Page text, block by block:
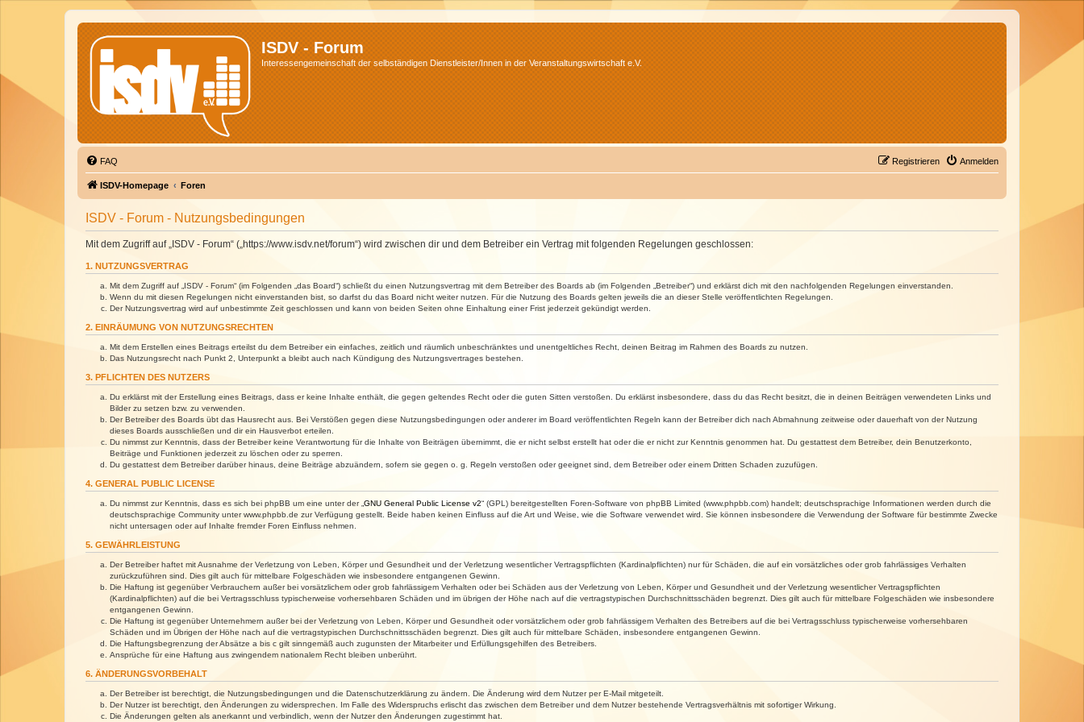
ISDV - Forum
Interessengemeinschaft der selbständigen Dienstleister/Innen in der Veranstaltungswirtschaft e.V.
FAQ Anmelden
Registrieren
ISDV-Homepage Foren
ISDV - Forum - Nutzungsbedingungen
Mit dem Zugriff auf „ISDV - Forum“ („https://www.isdv.net/forum“) wird zwischen dir und dem Betreiber ein Vertrag mit folgenden Regelungen geschlossen:
1. NUTZUNGSVERTRAG
Mit dem Zugriff auf „ISDV - Forum“ (im Folgenden „das Board“) schließt du einen Nutzungsvertrag mit dem Betreiber des Boards ab (im Folgenden „Betreiber“) und erklärst dich mit den nachfolgenden Regelungen einverstanden.
Wenn du mit diesen Regelungen nicht einverstanden bist, so darfst du das Board nicht weiter nutzen. Für die Nutzung des Boards gelten jeweils die an dieser Stelle veröffentlichten Regelungen.
Der Nutzungsvertrag wird auf unbestimmte Zeit geschlossen und kann von beiden Seiten ohne Einhaltung einer Frist jederzeit gekündigt werden.
2. EINRÄUMUNG VON NUTZUNGSRECHTEN
Mit dem Erstellen eines Beitrags erteilst du dem Betreiber ein einfaches, zeitlich und räumlich unbeschränktes und unentgeltliches Recht, deinen Beitrag im Rahmen des Boards zu nutzen.
Das Nutzungsrecht nach Punkt 2, Unterpunkt a bleibt auch nach Kündigung des Nutzungsvertrages bestehen.
3. PFLICHTEN DES NUTZERS
Du erklärst mit der Erstellung eines Beitrags, dass er keine Inhalte enthält, die gegen geltendes Recht oder die guten Sitten verstoßen. Du erklärst insbesondere, dass du das Recht besitzt, die in deinen Beiträgen verwendeten Links und
Bilder zu setzen bzw. zu verwenden.
Der Betreiber des Boards übt das Hausrecht aus. Bei Verstößen gegen diese Nutzungsbedingungen oder anderer im Board veröffentlichten Regeln kann der Betreiber dich nach Abmahnung zeitweise oder dauerhaft von der Nutzung
dieses Boards ausschließen und dir ein Hausverbot erteilen.
Du nimmst zur Kenntnis, dass der Betreiber keine Verantwortung für die Inhalte von Beiträgen übernimmt, die er nicht selbst erstellt hat oder die er nicht zur Kenntnis genommen hat. Du gestattest dem Betreiber, dein Benutzerkonto,
Beiträge und Funktionen jederzeit zu löschen oder zu sperren.
Du gestattest dem Betreiber darüber hinaus, deine Beiträge abzuändern, sofern sie gegen o. g. Regeln verstoßen oder geeignet sind, dem Betreiber oder einem Dritten Schaden zuzufügen.
4. GENERAL PUBLIC LICENSE
Du nimmst zur Kenntnis, dass es sich bei phpBB um eine unter der „ GNU General Public License v2“ (GPL) bereitgestellten Foren-Software von phpBB Limited (www.phpbb.com) handelt; deutschsprachige Informationen werden durch die
deutschsprachige Community unter www.phpbb.de zur Verfügung gestellt. Beide haben keinen Einfluss auf die Art und Weise, wie die Software verwendet wird. Sie können insbesondere die Verwendung der Software für bestimmte Zwecke
nicht untersagen oder auf Inhalte fremder Foren Einfluss nehmen.
5. GEWÄHRLEISTUNG
Der Betreiber haftet mit Ausnahme der Verletzung von Leben, Körper und Gesundheit und der Verletzung wesentlicher Vertragspflichten (Kardinalpflichten) nur für Schäden, die auf ein vorsätzliches oder grob fahrlässiges Verhalten
zurückzuführen sind. Dies gilt auch für mittelbare Folgeschäden wie insbesondere entgangenen Gewinn.
Die Haftung ist gegenüber Verbrauchern außer bei vorsätzlichem oder grob fahrlässigem Verhalten oder bei Schäden aus der Verletzung von Leben, Körper und Gesundheit und der Verletzung wesentlicher Vertragspflichten
(Kardinalpflichten) auf die bei Vertragsschluss typischerweise vorhersehbaren Schäden und im übrigen der Höhe nach auf die vertragstypischen Durchschnittsschäden begrenzt. Dies gilt auch für mittelbare Folgeschäden wie insbesondere
entgangenen Gewinn.
Die Haftung ist gegenüber Unternehmern außer bei der Verletzung von Leben, Körper und Gesundheit oder vorsätzlichem oder grob fahrlässigem Verhalten des Betreibers auf die bei Vertragsschluss typischerweise vorhersehbaren
Schäden und im Übrigen der Höhe nach auf die vertragstypischen Durchschnittsschäden begrenzt. Dies gilt auch für mittelbare Schäden, insbesondere entgangenen Gewinn.
Die Haftungsbegrenzung der Absätze a bis c gilt sinngemäß auch zugunsten der Mitarbeiter und Erfüllungsgehilfen des Betreibers.
Ansprüche für eine Haftung aus zwingendem nationalem Recht bleiben unberührt.
6. ÄNDERUNGSVORBEHALT
Der Betreiber ist berechtigt, die Nutzungsbedingungen und die Datenschutzerklärung zu ändern. Die Änderung wird dem Nutzer per E-Mail mitgeteilt.
Der Nutzer ist berechtigt, den Änderungen zu widersprechen. Im Falle des Widerspruchs erlischt das zwischen dem Betreiber und dem Nutzer bestehende Vertragsverhältnis mit sofortiger Wirkung.
Die Änderungen gelten als anerkannt und verbindlich, wenn der Nutzer den Änderungen zugestimmt hat.